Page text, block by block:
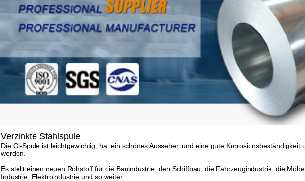
Verzinkte Stahlspule
Die Gi-Spule ist leichtgewichtig, hat ein schönes Aussehen und eine gute Korrosionsbeständigkeit
werden.
Es stellt einen neuen Rohstoff für die Bauindustrie, den Schiffbau, die Fahrzeugindustrie, die
Industrie, Elektroindustrie und so weiter.